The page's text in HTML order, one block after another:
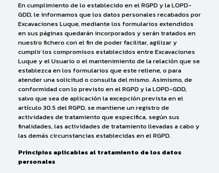
En cumplimiento de lo establecido en el RGPD y la LOPD-
GDD, le informamos que los datos personales recabados por
Excavaciones Luque, mediante los formularios extendidos
en sus páginas quedarán incorporados y serán tratados en
nuestro fichero con el fin de poder facilitar, agilizar y
cumplir los compromisos establecidos entre Excavaciones
Luque y el Usuario o el mantenimiento de la relación que se
establezca en los formularios que este rellene, o para
atender una solicitud o consulta del mismo. Asimismo, de
conformidad con lo previsto en el RGPD y la LOPD-GDD,
salvo que sea de aplicación la excepción prevista en el
artículo 30.5 del RGPD, se mantiene un registro de
actividades de tratamiento que especifica, según sus
finalidades, las actividades de tratamiento llevadas a cabo y
las demás circunstancias establecidas en el RGPD.
Principios aplicables al tratamiento de los datos
personales